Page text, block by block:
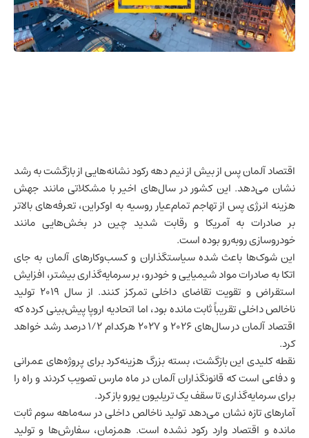
اقتصاد آلمانپس از بیش از نیم دهه رکود نشانه‌هایی از بازگشت به رشد
نشان می‌دهد. این کشور در سال‌های اخیر با مشکلاتی مانند جهش
هزینه انرژی پس از تهاجم تمام‌عیارروسیهبه اوکراین، تعرفه‌های بالاتر
بر صادرات به آمریکا و رقابت شدید چیندر بخش‌هایی مانند
خودروسازی روبه‌رو بوده است.
این شوک‌ها باعث شده سیاستگذاران و کسب‌وکارهای آلمان به جای
اتکا به صادرات مواد شیمیایی و خودرو، بر سرمایه‌گذاری بیشتر، افزایش
استقراض و تقویت تقاضای داخلی تمرکز کنند. از سال ۲۰۱۹
تولید
ناخالص داخلیتقریباً ثابت مانده بود، اما اتحادیه اروپا پیش‌بینی کرده که
اقتصاد آلمان در سال‌های ۲۰۲۶ و ۲۰۲۷ هرکدام ۱/۲ درصد رشد خواهد
کرد.
نقطه کلیدی این بازگشت، بسته بزرگ هزینه‌کرد برای پروژه‌های عمرانی
و دفاعی است که قانونگذاران آلمان در ماه مارس تصویب کردند و راه را
برای سرمایه‌گذاری تا سقف یک تریلیون یورو باز کرد.
آمارهای تازه نشان می‌دهد تولید ناخالص داخلی در سه‌ماهه سوم ثابت
مانده و اقتصاد وارد رکود نشده است. همزمان، سفارش‌ها و تولید